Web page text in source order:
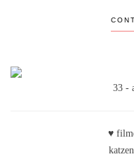
33 -
♥